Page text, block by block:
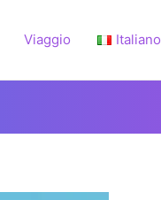
Viaggio Italiano